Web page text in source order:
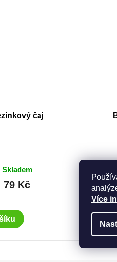
Více
čaj
Skladem
79 Kč
Měrná
395 Kč